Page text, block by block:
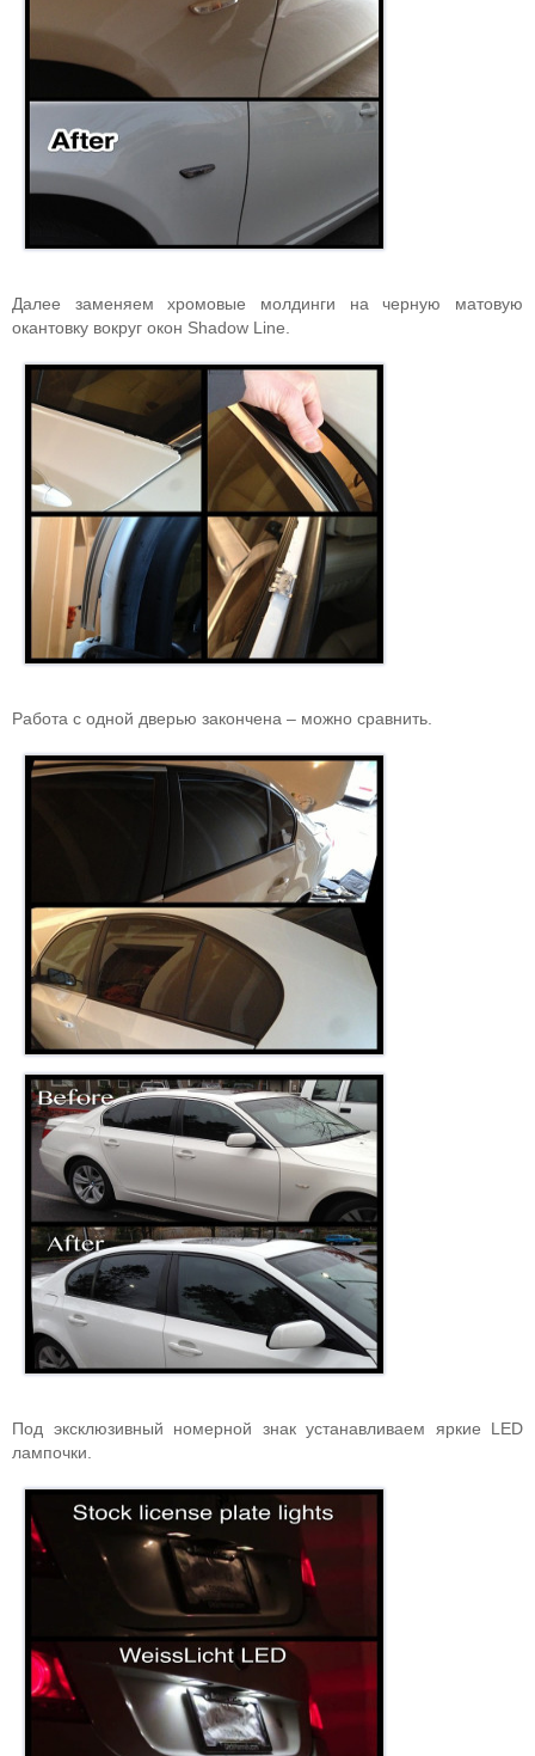
Далее заменяем хромовые молдинги на черную матовую
окантовку вокруг окон Shadow Line.
Работа с одной дверью закончена – можно сравнить.
Под эксклюзивный номерной знак устанавливаем яркие LED
лампочки.